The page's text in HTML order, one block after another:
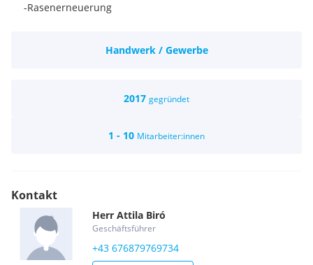
-Rasenerneuerung
Bewässerungsanlagen/Tropfanlagen
Wir sind spezialisiert auf die Montage von Sonnensegeln,
Handwerk / Gewerbe
2017 gegründet
1 - 10 Mitarbeiter:innen
Kontakt
Herr Attila Biró
Geschäftsführer
+43 676879769734